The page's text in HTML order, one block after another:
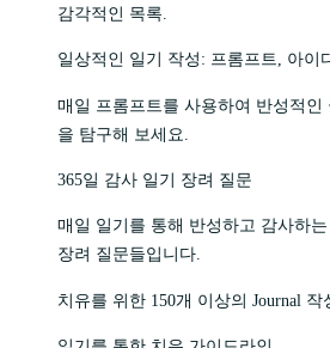
감각적인 목록.
일상적인 일기 작성: 프롬프트, 아이
매일 프롬프트를 사용하여 반성적인
을 탐구해 보세요.
365일 감사 일기 장려 질문
매일 일기를 통해 반성하고 감사하
장려 질문들입니다.
치유를 위한 150개 이상의 Journal 작